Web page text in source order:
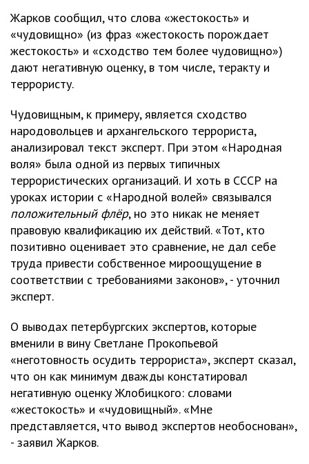
Жарков сообщил, что слова «жестокость» и
«чудовищно» (из фраз «жестокость порождает
жестокость» и «сходство тем более чудовищно»)
дают негативную оценку, в том числе, теракту и
террористу.
Чудовищным, к примеру, является сходство
народовольцев и архангельского террориста,
анализировал текст эксперт. При этом «Народная
воля» была одной из первых типичных
террористических организаций. И хоть в СССР на
уроках истории с «Народной волей» связывался
положительный флёр, но это никак не меняет
правовую квалификацию их действий. «Тот, кто
позитивно оценивает это сравнение, не дал себе
труда привести собственное мироощущение в
соответствии с требованиями законов», - уточнил
эксперт.
О выводах петербургских экспертов, которые
вменили в вину Светлане Прокопьевой
«неготовность осудить террориста», эксперт сказал,
что он как минимум дважды констатировал
негативную оценку Жлобицкого: словами
«жестокость» и «чудовищный». «Мне
представляется, что вывод экспертов необоснован»,
- заявил Жарков.